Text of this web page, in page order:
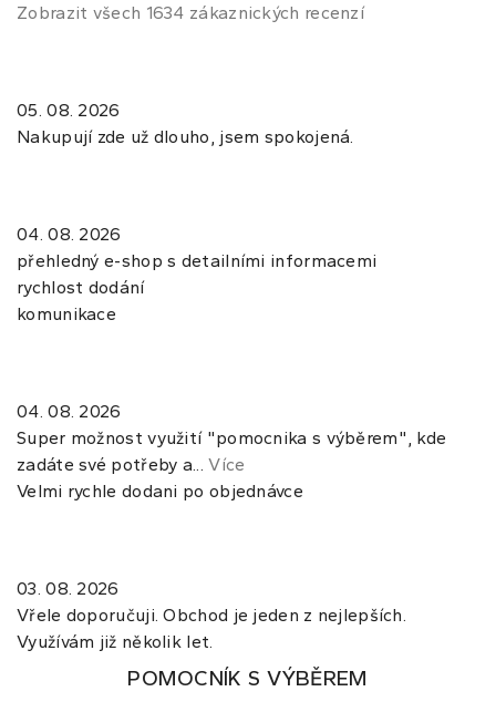
Zobrazit všech 1634 zákaznických recenzí
05. 08. 2026
Nakupují zde už dlouho, jsem spokojená.
04. 08. 2026
přehledný e-shop s detailními informacemi
rychlost dodání
komunikace
04. 08. 2026
Super možnost využití "pomocnika s výběrem", kde
zadáte své potřeby a...Více
Velmi rychle dodani po objednávce
03. 08. 2026
Vřele doporučuji. Obchod je jeden z nejlepších.
Využívám již několik let.
POMOCNÍK S VÝBĚREM